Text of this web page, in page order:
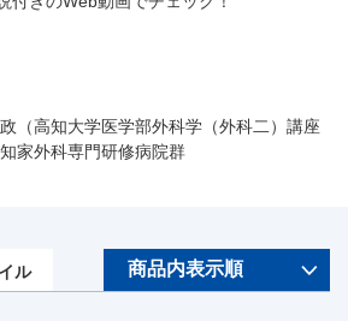
（高知大学医学部外科学（外科二）講座
家外科専門研修病院群
ル